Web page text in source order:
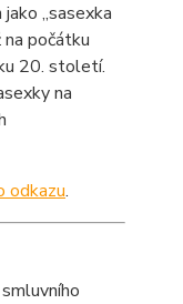
,,sasexka
počátku
20. století.
na
odkazu.